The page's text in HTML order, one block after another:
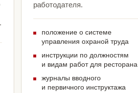
работодателя.
положение о системе
управления охраной труда
инструкции по должностям
и видам работ для ресторана
журналы вводного
и первичного инструктажа